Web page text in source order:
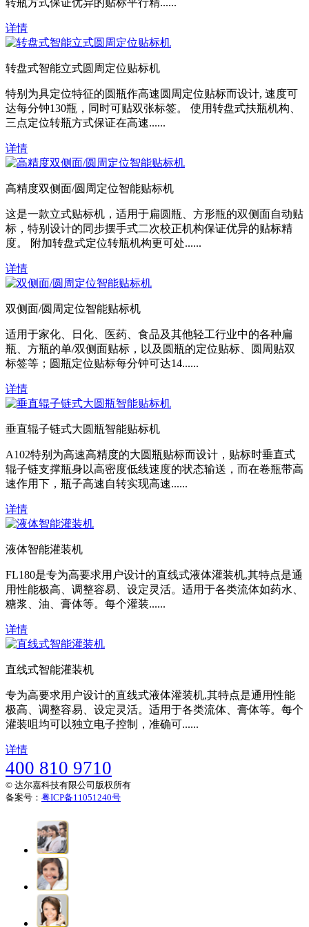
转瓶方式保证优异的贴标平行精......
详情
转盘式智能立式圆周定位贴标机
特别为具定位特征的圆瓶作高速圆周定位贴标而设计, 速度可
达每分钟130瓶，同时可贴双张标签。 使用转盘式扶瓶机构、
三点定位转瓶方式保证在高速......
详情
高精度双侧面/圆周定位智能贴标机
这是一款立式贴标机，适用于扁圆瓶、方形瓶的双侧面自动贴
标，特别设计的同步摆手式二次校正机构保证优异的贴标精
度。 附加转盘式定位转瓶机构更可处......
详情
双侧面/圆周定位智能贴标机
适用于家化、日化、医药、食品及其他轻工行业中的各种扁
瓶、方瓶的单/双侧面贴标，以及圆瓶的定位贴标、圆周贴双
标签等；圆瓶定位贴标每分钟可达14......
详情
垂直辊子链式大圆瓶智能贴标机
A102特别为高速高精度的大圆瓶贴标而设计，贴标时垂直式
辊子链支撑瓶身以高密度低线速度的状态输送，而在卷瓶带高
速作用下，瓶子高速自转实现高速......
详情
液体智能灌装机
FL180是专为高要求用户设计的直线式液体灌装机,其特点是通
用性能极高、调整容易、设定灵活。适用于各类流体如药水、
糖浆、油、膏体等。每个灌装......
详情
直线式智能灌装机
专为高要求用户设计的直线式液体灌装机,其特点是通用性能
极高、调整容易、设定灵活。适用于各类流体、膏体等。每个
灌装咀均可以独立电子控制，准确可......
详情
400 810 9710
© 达尔嘉科技有限公司版权所有
备案号： 粤ICP备11051240号